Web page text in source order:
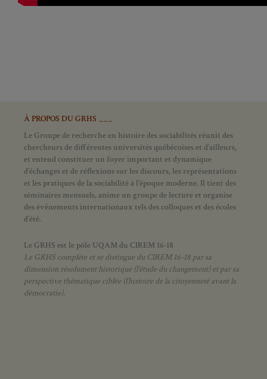
À PROPOS DU GRHS ___
Le Groupe de recherche en histoire des sociabilités réunit des
chercheurs de différentes universités québécoises et d’ailleurs,
et entend constituer un foyer important et dynamique
d’échanges et de réflexions sur les discours, les représentations
et les pratiques de la sociabilité à l’époque moderne. Il tient des
séminaires mensuels, anime un groupe de lecture et organise
des événements internationaux tels des colloques et des écoles
d’été.
Le GRHS est le pôle UQAM du CIREM 16-18
Le GRHS complète et se distingue du CIREM 16-18 par sa
dimension résolument historique (l’étude du changement) et par sa
perspective thématique ciblée (l’histoire de la citoyenneté avant la
démocratie).